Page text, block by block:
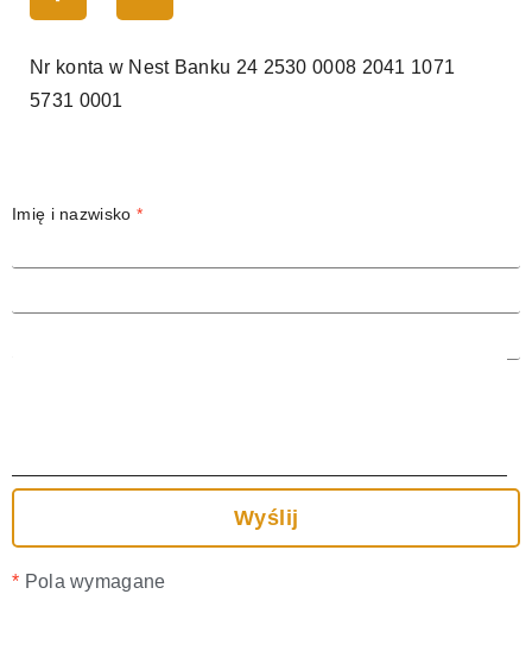
Nr konta w Nest Banku 24 2530 0008 2041 1071
5731 0001
Imię i nazwisko *
* Pola wymagane